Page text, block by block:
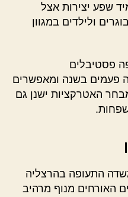
שפע יצירות אצל
ולילדים במגוון
פסטיבלים
פעמים בשנה ומאפשרים
מבחר האטרקציות ישנן גם
התעופה בהרצליה
האורחים מנוף מרהיב